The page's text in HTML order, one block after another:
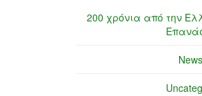
200 χρόνια από την